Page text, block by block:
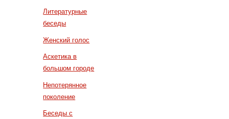
Литературные
беседы
Женский голос
Аскетика в
большом городе
Непотерянное
поколение
Беседы с